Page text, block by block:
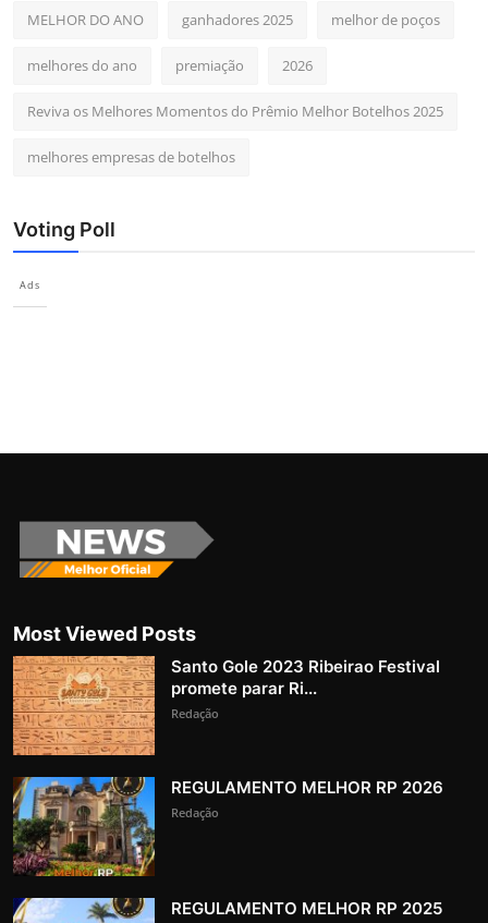
MELHOR DO ANO ganhadores 2025 melhor de poços
melhores do ano premiação 2026
Reviva os Melhores Momentos do Prêmio Melhor Botelhos 2025
melhores empresas de botelhos
Voting Poll
Ads
Most Viewed Posts
Santo Gole 2023 Ribeirao Festival
promete parar Ri...
Redação
REGULAMENTO MELHOR RP 2026
Redação
REGULAMENTO MELHOR RP 2025